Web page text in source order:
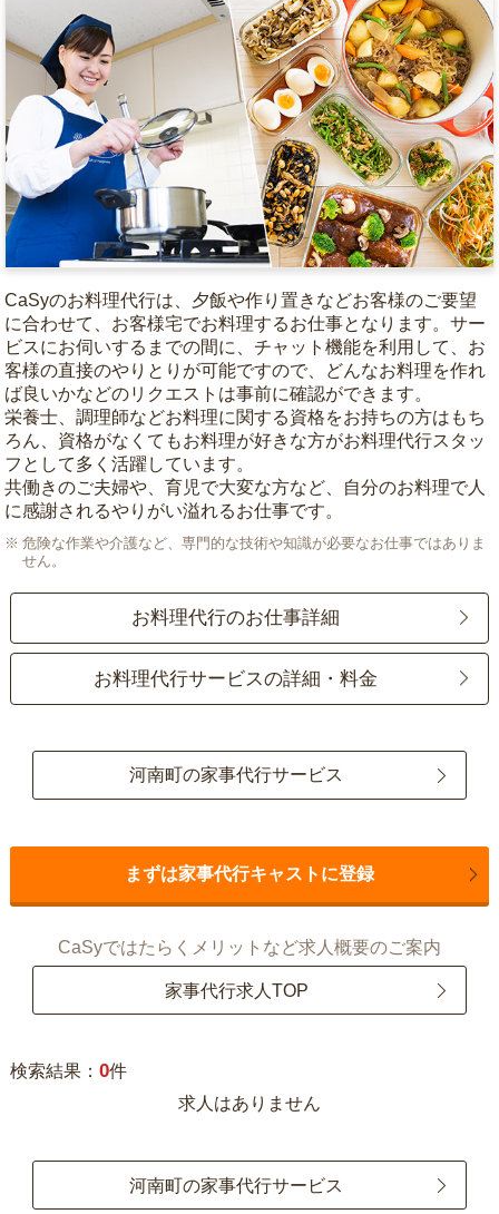
CaSyのお料理代行は、夕飯や作り置きなどお客様のご要望
に合わせて、お客様宅でお料理するお仕事となります。サー
ビスにお伺いするまでの間に、チャット機能を利用して、お
客様の直接のやりとりが可能ですので、どんなお料理を作れ
ば良いかなどのリクエストは事前に確認ができます。
栄養士、調理師などお料理に関する資格をお持ちの方はもち
ろん、資格がなくてもお料理が好きな方がお料理代行スタッ
フとして多く活躍しています。
共働きのご夫婦や、育児で大変な方など、自分のお料理で人
に感謝されるやりがい溢れるお仕事です。
危険な作業や介護など、専門的な技術や知識が必要なお仕事ではありま
せん。
お料理代行のお仕事詳細
お料理代行サービスの詳細・料金
河南町の家事代行サービス
まずは家事代行キャストに登録
CaSyではたらくメリットなど求人概要のご案内
家事代行求人TOP
検索結果： 0件
求人はありません
河南町の家事代行サービス